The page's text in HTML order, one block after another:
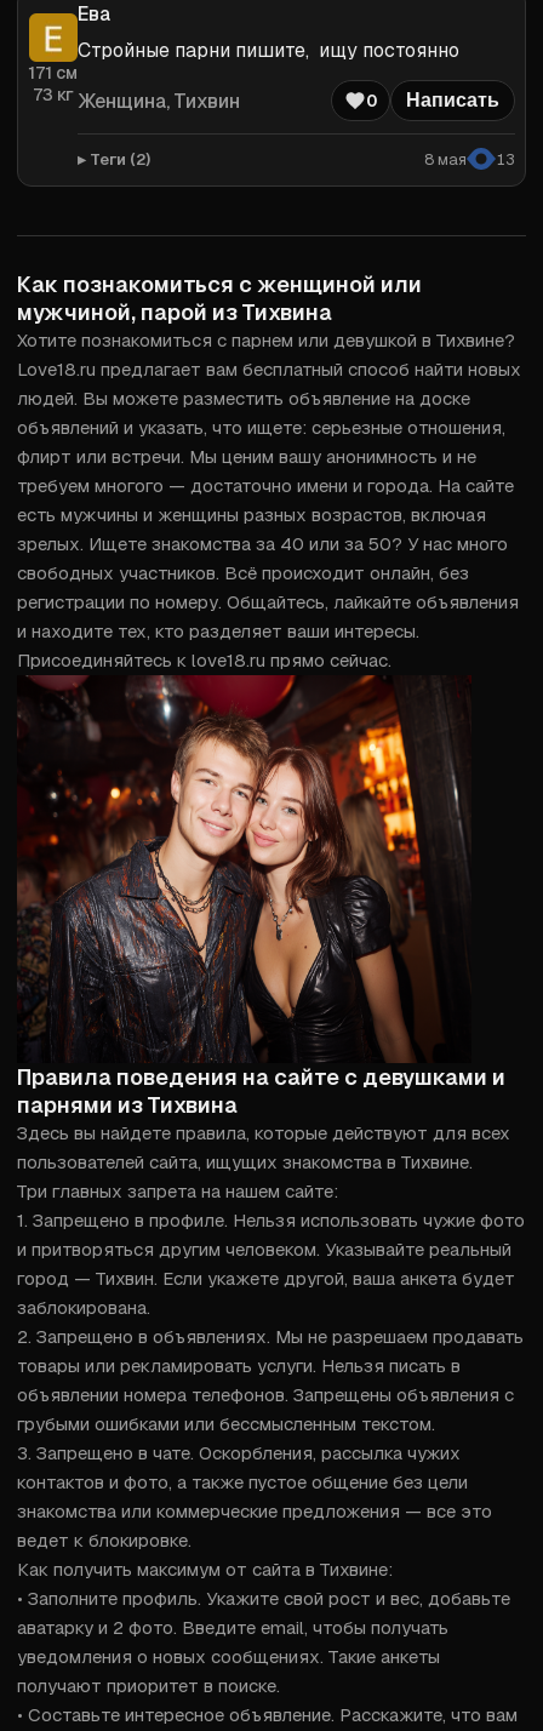
171 см
73 кг
Ева
Стройные парни пишите,  ищу постоянно
Женщина, Тихвин 0 Написать
Теги (2) 8 мая 13
Как познакомиться с женщиной или
мужчиной, парой из Тихвина
Хотите познакомиться с парнем или девушкой в Тихвине?
Love18.ru предлагает вам бесплатный способ найти новых
людей. Вы можете разместить объявление на доске
объявлений и указать, что ищете: серьезные отношения,
флирт или встречи. Мы ценим вашу анонимность и не
требуем многого — достаточно имени и города. На сайте
есть мужчины и женщины разных возрастов, включая
зрелых. Ищете знакомства за 40 или за 50? У нас много
свободных участников. Всё происходит онлайн, без
регистрации по номеру. Общайтесь, лайкайте объявления
и находите тех, кто разделяет ваши интересы.
Присоединяйтесь к love18.ru прямо сейчас.
Правила поведения на сайте с девушками и
парнями из Тихвина
Здесь вы найдете правила, которые действуют для всех
пользователей сайта, ищущих знакомства в Тихвине.
Три главных запрета на нашем сайте:
1. Запрещено в профиле. Нельзя использовать чужие фото
и притворяться другим человеком. Указывайте реальный
город — Тихвин. Если укажете другой, ваша анкета будет
заблокирована.
2. Запрещено в объявлениях. Мы не разрешаем продавать
товары или рекламировать услуги. Нельзя писать в
объявлении номера телефонов. Запрещены объявления с
грубыми ошибками или бессмысленным текстом.
3. Запрещено в чате. Оскорбления, рассылка чужих
контактов и фото, а также пустое общение без цели
знакомства или коммерческие предложения — все это
ведет к блокировке.
Как получить максимум от сайта в Тихвине:
• Заполните профиль. Укажите свой рост и вес, добавьте
аватарку и 2 фото. Введите email, чтобы получать
уведомления о новых сообщениях. Такие анкеты
получают приоритет в поиске.
• Составьте интересное объявление. Расскажите, что вам